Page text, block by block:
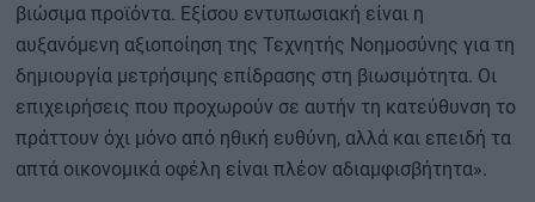
βιώσιμα προϊόντα. Εξίσου εντυπωσιακή είναι η
αυξανόμενη αξιοποίηση της Τεχνητής Νοημοσύνης για τη
δημιουργία μετρήσιμης επίδρασης στη βιωσιμότητα. Οι
επιχειρήσεις που προχωρούν σε αυτήν τη κατεύθυνση το
πράττουν όχι μόνο από ηθική ευθύνη, αλλά και επειδή τα
απτά οικονομικά οφέλη είναι πλέον αδιαμφισβήτητα».